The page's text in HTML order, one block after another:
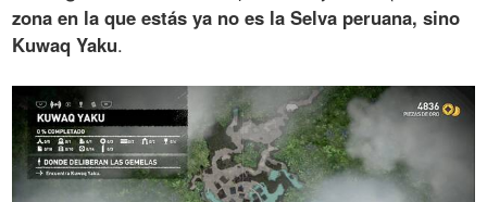
zona en la que estás ya no es la Selva peruana, sino
Kuwaq Yaku.